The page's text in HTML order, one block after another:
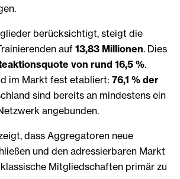
berücksichtigt, steigt die
auf 13,83 Millionen. Dies
von rund 16,5 %.
im Markt fest etabliert: 76,1 % der
sind bereits an mindestens ein
angebunden.
dass Aggregatoren neue
und den adressierbaren Markt
Mitgliedschaften primär zu